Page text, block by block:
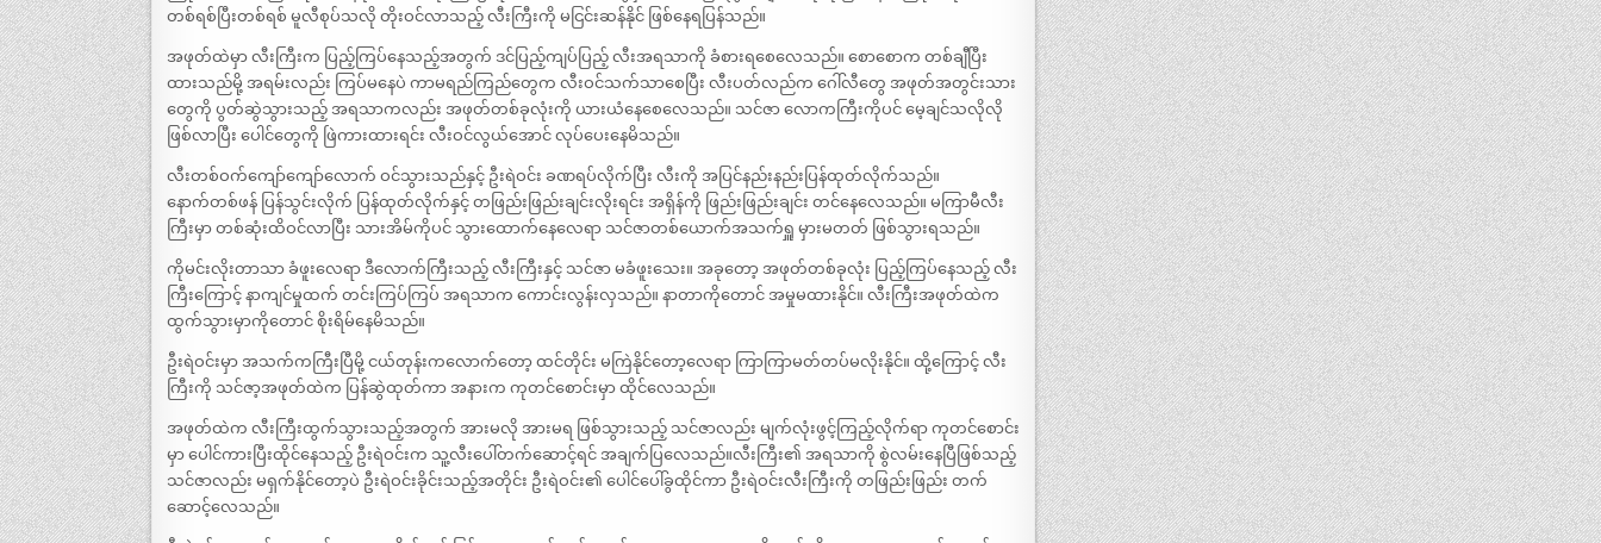
တစ်ရစ်ပြီးတစ်ရစ် မူလီစုပ်သလို တိုးဝင်လာသည့် လီးကြီးကို မငြင်းဆန်နိုင် ဖြစ်နေရပြန်သည်။
အဖုတ်ထဲမှာ လီးကြီးက ပြည့်ကြပ်နေသည့်အတွက် ဒင်ပြည့်ကျပ်ပြည့် လီးအရသာကို ခံစားရစေလေသည်။ စောစောက တစ်ချီပြီး
ထားသည်မို့ အရမ်းလည်း ကြပ်မနေပဲ ကာမရည်ကြည်တွေက လီးဝင်သက်သာစေပြီး လီးပတ်လည်က ဂေါ်လီတွေ အဖုတ်အတွင်းသား
တွေကို ပွတ်ဆွဲသွားသည့် အရသာကလည်း အဖုတ်တစ်ခုလုံးကို ယားယံနေစေလေသည်။ သင်ဇာ လောကကြီးကိုပင် မေ့ချင်သလိုလို
ဖြစ်လာပြီး ပေါင်တွေကို ဖြဲကားထားရင်း လီးဝင်လွယ်အောင် လုပ်ပေးနေမိသည်။
လီးတစ်ဝက်ကျော်ကျော်လောက် ဝင်သွားသည်နှင့် ဦးရဲဝင်း ခဏရပ်လိုက်ပြီး လီးကို အပြင်နည်းနည်းပြန်ထုတ်လိုက်သည်။
နောက်တစ်ဖန် ပြန်သွင်းလိုက် ပြန်ထုတ်လိုက်နှင့် တဖြည်းဖြည်းချင်းလိုးရင်း အရှိန်ကို ဖြည်းဖြည်းချင်း တင်နေလေသည်။ မကြာမီလီး
ကြီးမှာ တစ်ဆုံးထိဝင်လာပြီး သားအိမ်ကိုပင် သွားထောက်နေလေရာ သင်ဇာတစ်ယောက်အသက်ရှူ မှားမတတ် ဖြစ်သွားရသည်။
ကိုမင်းလိုးတာသာ ခံဖူးလေရာ ဒီလောက်ကြီးသည့် လီးကြီးနှင့် သင်ဇာ မခံဖူးသေး။ အခုတော့ အဖုတ်တစ်ခုလုံး ပြည့်ကြပ်နေသည့် လီး
ကြီးကြောင့် နာကျင်မှုထက် တင်းကြပ်ကြပ် အရသာက ကောင်းလွန်းလှသည်။ နာတာကိုတောင် အမှုမထားနိုင်။ လီးကြီးအဖုတ်ထဲက
ထွက်သွားမှာကိုတောင် စိုးရိမ်နေမိသည်။
ဦးရဲဝင်းမှာ အသက်ကကြီးပြီမို့ ငယ်တုန်းကလောက်တော့ ထင်တိုင်း မကြဲနိုင်တော့လေရာ ကြာကြာမတ်တပ်မလိုးနိုင်။ ထို့ကြောင့် လီး
ကြီးကို သင်ဇာ့အဖုတ်ထဲက ပြန်ဆွဲထုတ်ကာ အနားက ကုတင်စောင်းမှာ ထိုင်လေသည်။
အဖုတ်ထဲက လီးကြီးထွက်သွားသည့်အတွက် အားမလို အားမရ ဖြစ်သွားသည့် သင်ဇာလည်း မျက်လုံးဖွင့်ကြည့်လိုက်ရာ ကုတင်စောင်း
မှာ ပေါင်ကားပြီးထိုင်နေသည့် ဦးရဲဝင်းက သူ့လီးပေါ်တက်ဆောင့်ရင် အချက်ပြလေသည်။လီးကြီး၏ အရသာကို စွဲလမ်းနေပြီဖြစ်သည့်
သင်ဇာလည်း မရှက်နိုင်တော့ပဲ ဦးရဲဝင်းခိုင်းသည့်အတိုင်း ဦးရဲဝင်း၏ ပေါင်ပေါ်ခွထိုင်ကာ ဦးရဲဝင်းလီးကြီးကို တဖြည်းဖြည်း တက်
ဆောင့်လေသည်။